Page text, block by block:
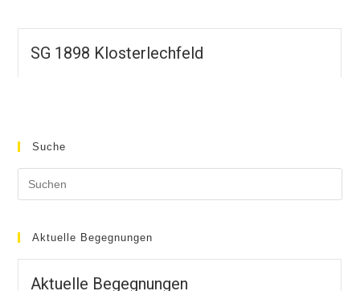
SG 1898 Klosterlechfeld
Suche
Aktuelle Begegnungen
Aktuelle Begegnungen